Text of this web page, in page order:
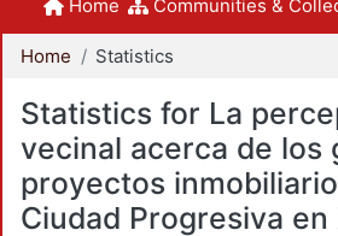
Home Communities &
Home Statistics
Statistics for La
vecinal acerca de los
proyectos
Ciudad Progresiva en